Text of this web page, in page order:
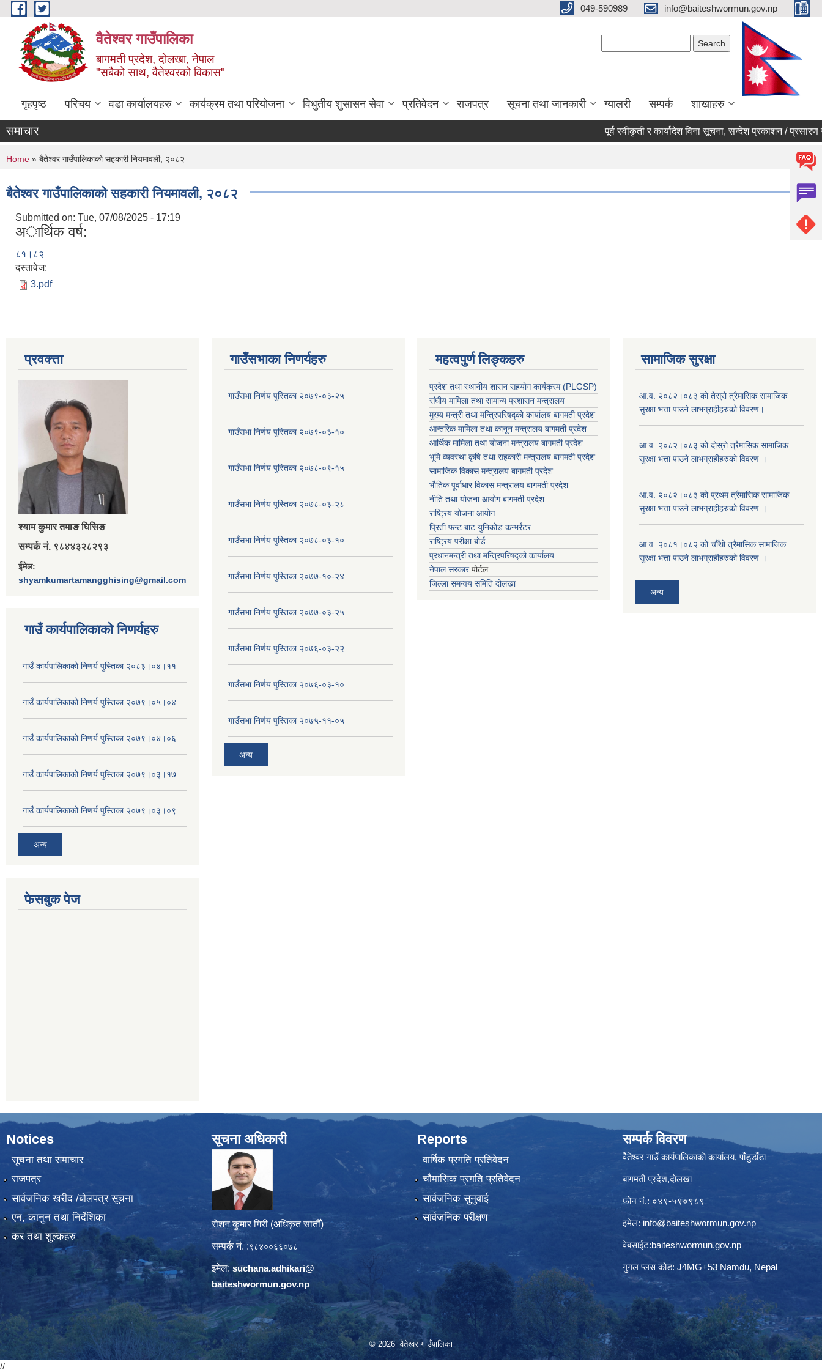
Skip to main content 049-590989 info@baiteshwormun.gov.np
वैतेश्वर गाउँपालिका
बागमती प्रदेश, दाेलखा, नेपाल
"सबैको साथ, वैतेश्वरको विकास"
गृहपृष्ठ परिचय वडा कार्यालयहरु कार्यक्रम तथा परियोजना विधुतीय शुसासन सेवा प्रतिवेदन राजपत्र सूचना तथा जानकारी ग्यालरी सम्पर्क शाखाहरु
समाचार पूर्व स्वीकृती र कार्यादेश विना सूचना, सन्देश प्रकाशन / प्रसारण
You are here
Home » बैतेश्वर गाउँपालिकाको सहकारी नियमावली, २०८२
बैतेश्वर गाउँपालिकाको सहकारी नियमावली, २०८२
Submitted on: Tue, 07/08/2025 - 17:19
अार्थिक वर्ष:
८१।८२
दस्तावेज:
3.pdf
प्रवक्त्ता
श्‍याम कुमार तमाङ घिसिङ
सम्पर्क नं. ९८४४३२८२९३
ईमेल:
shyamkumartamangghising@gmail.com
गाउँ कार्यपालिकाकाे निणर्यहरु
गाउँ कार्यपालिकाको निणर्य पुस्तिका २०८३।०४।११
गाउँ कार्यपालिकाको निणर्य पुस्तिका २०७९।०५।०४
गाउँ कार्यपालिकाको निणर्य पुस्तिका २०७९।०४।०६
गाउँ कार्यपालिकाको निणर्य पुस्तिका २०७९।०३।१७
गाउँ कार्यपालिकाको निणर्य पुस्तिका २०७९।०३।०९
अन्य
गाउँसभाका निणर्यहरु
गाउँसभा निर्णय पुस्तिका २०७९-०३-२५
गाउँसभा निर्णय पुस्तिका २०७९-०३-१०
गाउँसभा निर्णय पुस्तिका २०७८-०९-१५
गाउँसभा निर्णय पुस्तिका २०७८-०३-२८
गाउँसभा निर्णय पुस्तिका २०७८-०३-१०
गाउँसभा निर्णय पुस्तिका २०७७-१०-२४
गाउँसभा निर्णय पुस्तिका २०७७-०३-२५
गाउँसभा निर्णय पुस्तिका २०७६-०३-२२
गाउँसभा निर्णय पुस्तिका २०७६-०३-१०
गाउँसभा निर्णय पुस्तिका २०७५-११-०५
अन्य
महत्वपुर्ण लिङ्कहरु
प्रदेश तथा स्थानीय शासन सहयाेग कार्यक्रम (PLGSP)
संघीय मामिला तथा सामान्य प्रशासन मन्त्रालय
मुख्य मन्त्री तथा मन्त्रिपरिषद्को कार्यालय बागमती प्रदेश
आन्तरिक मामिला तथा कानून मन्त्रालय बागमती प्रदेश
आर्थिक मामिला तथा योजना मन्त्रालय बागमती प्रदेश
भूमि व्यवस्था कृषि तथा सहकारी मन्त्रालय बागमती प्रदेश
सामाजिक विकास मन्त्रालय बागमती प्रदेश
भौतिक पूर्वाधार विकास मन्त्रालय बागमती प्रदेश
नीति तथा योजना आयोग बागमती प्रदेश
राष्ट्रिय योजना आयोग
प्रिती फन्ट बाट युनिकोड कन्भर्रटर
राष्ट्रिय परीक्षा बोर्ड
प्रधानमन्त्री तथा मन्त्रिपरिषद्को कार्यालय
नेपाल सरकारपोर्टल
जिल्ला समन्वय समिति दोलखा
सामाजिक सुरक्षा
आ.व. २०८२।०८३ को तेस्रो त्रैमासिक सामाजिक
सुरक्षा भत्ता पाउने लाभग्राहीहरुको विवरण।
आ.व. २०८२।०८३ को दोस्रो त्रैमासिक सामाजिक
सुरक्षा भत्ता पाउने लाभग्राहीहरुको विवरण ।
आ.व. २०८२।०८३ को प्रथम त्रैमासिक सामाजिक
सुरक्षा भत्ता पाउने लाभग्राहीहरुको विवरण ।
आ.व. २०८१।०८२ को चौँथो त्रैमासिक सामाजिक
सुरक्षा भत्ता पाउने लाभग्राहीहरुको विवरण ।
अन्य
फेसबुक पेज
Notices
सूचना तथा समाचार
राजपत्र
सार्वजनिक खरीद /बोलपत्र सूचना
एन, कानुन तथा निर्देशिका
कर तथा शुल्कहरु
सूचना अधिकारी
रोशन कुमार गिरी (अधिकृत सातौँ)
सम्पर्क नं. :९८४००६६०७८
इमेल: suchana.adhikari@
baiteshwormun.gov.np
Reports
वार्षिक प्रगति प्रतिवेदन
चौमासिक प्रगति प्रतिवेदन
सार्वजनिक सुनुवाई
सार्वजनिक परीक्षण
सम्पर्क विवरण
वैेतेश्वर गाउँ कार्यपालिकाकाे कार्यालय, पाँडुडाँडा
बागमती‌ प्रदेश,दाेलखा
फोन नं.: ०४९-५९०९८९
इमेल: info@baiteshwormun.gov.np
वेबसाईट:baiteshwormun.gov.np
गुगल प्लस कोड: J4MG+53 Namdu, Nepal
© 2026 वैतेश्वर गाउँपालिका
//